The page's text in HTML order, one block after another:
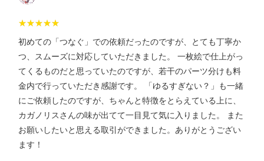
初めての「つなぐ」での依頼だったのですが、とても丁寧か
つ、スムーズに対応していただきました。 一枚絵で仕上がっ
てくるものだと思っていたのですが、若干のパーツ分けも料
金内で行っていただき感謝です。 「ゆるすぎない？」も一緒
にご依頼したのですが、ちゃんと特徴をとらえている上に、
カガノリスさんの味が出てて一目見て気に入りました。 また
お願いしたいと思える取引ができました。ありがとうござい
ます！